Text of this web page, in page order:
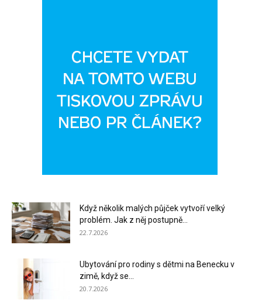
Když několik malých půjček vytvoří velký
problém. Jak z něj postupně...
22.7.2026
Ubytování pro rodiny s dětmi na Benecku v
zimě, když se...
20.7.2026